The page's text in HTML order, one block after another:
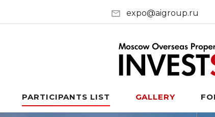
expo@aigroup.ru
PARTICIPANTS LIST GALLERY